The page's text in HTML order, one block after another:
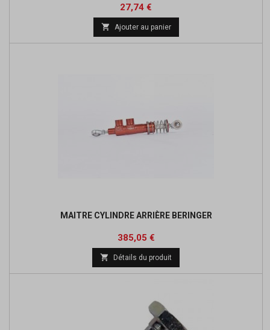
Prix
27,74 €
base
 Ajouter au panier
MAITRE CYLINDRE ARRIÈRE BERINGER
Prix
385,05 €Prix
de
base
 Détails du produit